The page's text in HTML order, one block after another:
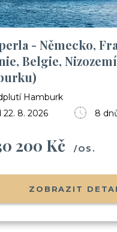
- Německo,
Belgie,
Hamburk
22. 8. 2026
8
200 Kč /OS.
ZOBRAZIT